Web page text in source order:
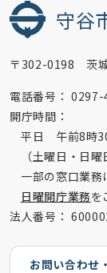
守谷
〒302-0198 茨
電話番号： 0297-
開庁時間：
平日 午前8時
（土曜日・日
一部の窓口業務
日曜開庁業務を
法人番号：
お問い合わせ